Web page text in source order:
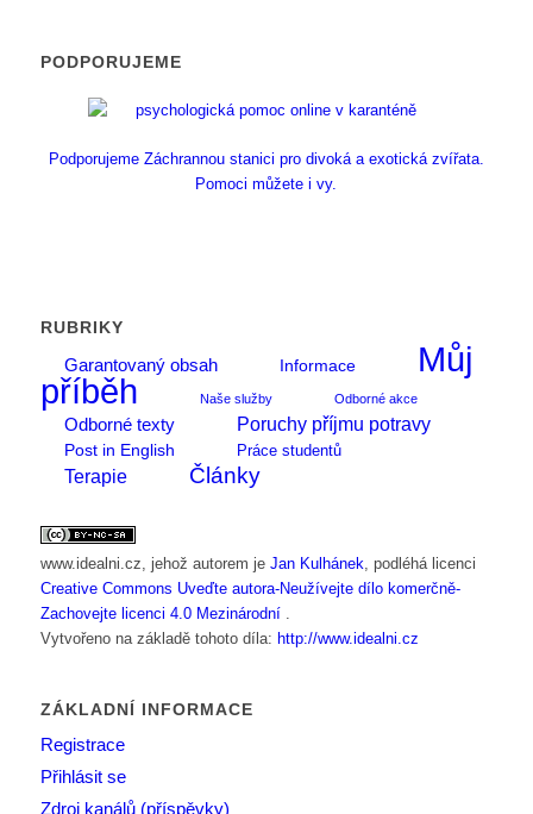
PODPORUJEME
Podporujeme Záchrannou stanici pro divoká a exotická zvířata.
Pomoci můžete i vy.
RUBRIKY
Garantovaný obsah
Informace
Můj
příběh
Naše služby Odborné akce
Odborné texty Poruchy příjmu potravy
Post in English Práce studentů
Terapie Články
www.idealni.cz , jehož autorem je Jan Kulhánek , podléhá licenci
Creative Commons Uveďte autora-Neužívejte dílo komerčně-
Zachovejte licenci 4.0 Mezinárodní
Vytvořeno na základě tohoto díla: http://www.idealni.cz
ZÁKLADNÍ INFORMACE
Registrace
Přihlásit se
Zdroj kanálů (příspěvky)